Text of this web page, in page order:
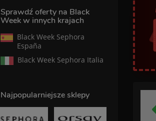
Sprawdź oferty na Black
Week w innych krajach
Black Week Sephora
España
Black Week Sephora Italia
Najpopularniejsze sklepy